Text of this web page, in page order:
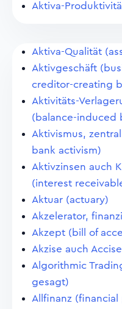
Aktiva-
Aktiva-Qualität
Aktivgeschäft
creditor-creating
Aktivitäts-
(balance-induced
Aktivismus,
bank activism)
Aktivzinsen auch
(interest
Aktuar (actuary)
Akzelerator,
Akzept (bill of
Akzise auch
Algorithmic
gesagt)
Allfinanz